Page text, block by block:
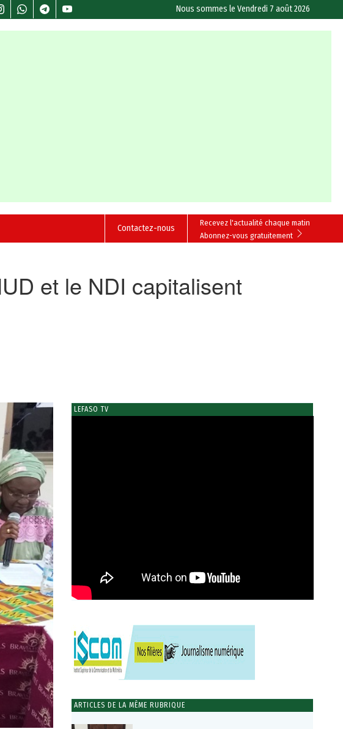
Nous sommes leVendredi 7 août 2026
Recevez l'actualité chaque matin
Abonnez-vous gratuitement
Contactez-nous
et le NDI capitalisent
LEFASO TV
ARTICLES DE LA MÊME RUBRIQUE